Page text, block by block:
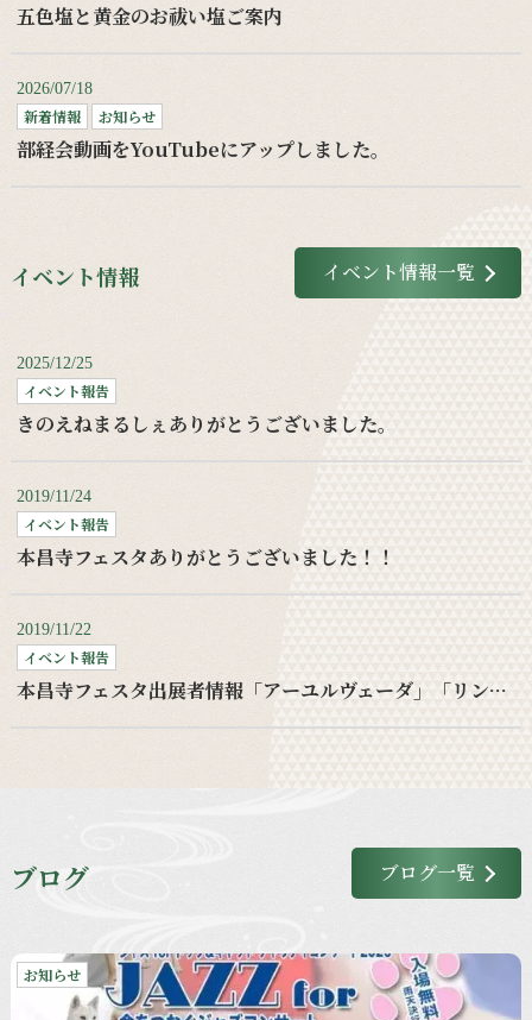
五色塩と黄金のお祓い塩ご案内
2026/07/18
新着情報 お知らせ
部経会動画をYouTubeにアップしました。
イベント情報 イベント情報一覧
2025/12/25
イベント報告
きのえねまるしぇありがとうございました。
2019/11/24
イベント報告
本昌寺フェスタありがとうございました！！
2019/11/22
イベント報告
本昌寺フェスタ出展者情報「アーユルヴェーダ」「リンパケア」
ブログ ブログ一覧
お知らせ